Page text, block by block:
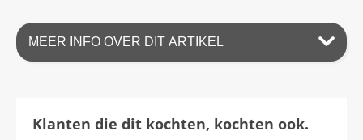
MEER INFO OVER DIT ARTIKEL
Klanten die dit kochten, kochten ook.